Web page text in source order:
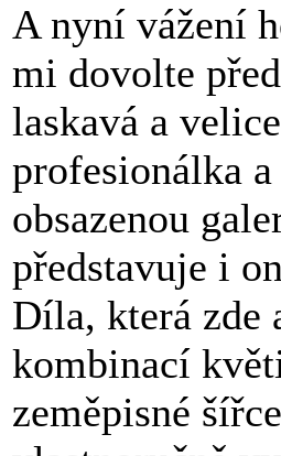
A nyní vážení
mi dovolte
laskavá a
profesionálka
obsazenou
představuje i
Díla, která zde
kombinací
zeměpisné